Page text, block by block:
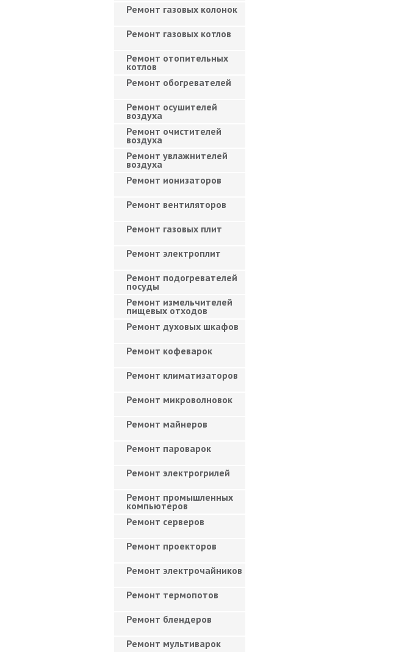
Ремонт газовых колонок
Ремонт газовых котлов
Ремонт отопительных
котлов
Ремонт обогревателей
Ремонт осушителей
воздуха
Ремонт очистителей
воздуха
Ремонт увлажнителей
воздуха
Ремонт ионизаторов
Ремонт вентиляторов
Ремонт газовых плит
Ремонт электроплит
Ремонт подогревателей
посуды
Ремонт измельчителей
пищевых отходов
Ремонт духовых шкафов
Ремонт кофеварок
Ремонт климатизаторов
Ремонт микроволновок
Ремонт майнеров
Ремонт пароварок
Ремонт электрогрилей
Ремонт промышленных
компьютеров
Ремонт серверов
Ремонт проекторов
Ремонт электрочайников
Ремонт термопотов
Ремонт блендеров
Ремонт мультиварок